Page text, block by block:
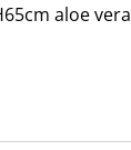
aloe vera